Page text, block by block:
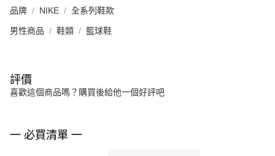
品牌 NIKE 全系列鞋款
男性商品 鞋類 籃球鞋
評價
喜歡這個商品嗎？購買後給他一個好評吧
一 必買清單 一